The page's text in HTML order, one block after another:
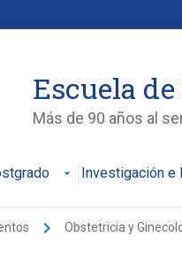
Escuela
Más de 90 años al
Investigación e
keyboard_arrow_right Obstetricia y